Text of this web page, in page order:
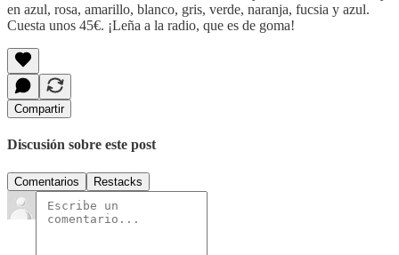
en azul, rosa, amarillo, blanco, gris, verde, naranja, fucsia y azul.
Cuesta unos 45€. ¡Leña a la radio, que es de goma!
Compartir
Discusión sobre este post
Comentarios Restacks